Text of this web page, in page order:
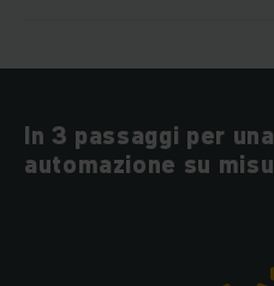
In 3 passaggi per
automazione su